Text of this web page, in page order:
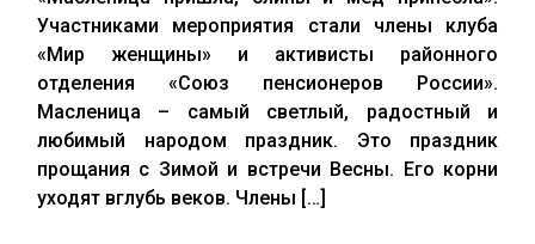
Участниками мероприятия стали члены клуба
«Мир женщины» и активисты районного
отделения «Союз пенсионеров России».
Масленица – самый светлый, радостный и
любимый народом праздник. Это праздник
прощания с Зимой и встречи Весны. Его корни
уходят вглубь веков. Члены […]